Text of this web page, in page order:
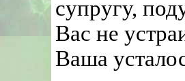
супругу,
Вас не
Ваша